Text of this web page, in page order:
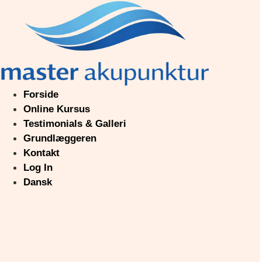
Forside
Online Kursus
Testimonials & Galleri
Grundlæggeren
Kontakt
Log In
Dansk